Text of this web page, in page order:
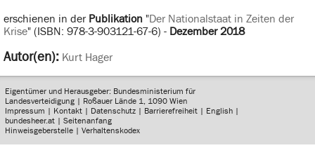
erschienen in der Publikation"Der Nationalstaat in Zeiten der
Krise" (ISBN: 978-3-903121-67-6) - Dezember 2018
Autor(en): Kurt Hager
Eigentümer und Herausgeber: Bundesministerium für
Landesverteidigung | Roßauer Lände 1, 1090 Wien
Impressum | Kontakt | Datenschutz | Barrierefreiheit | English |
bundesheer.at |Seitenanfang
Hinweisgeberstelle |Verhaltenskodex